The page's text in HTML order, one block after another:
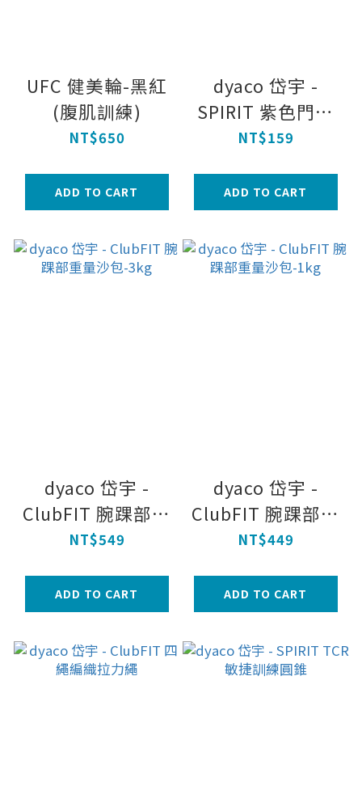
UFC 健美輪-黑紅
(腹肌訓練)
NT$650
ADD TO CART
dyaco 岱宇 -
SPIRIT 紫色門檔
繩
NT$159
ADD TO CART
dyaco 岱宇 -
ClubFIT 腕踝部重
量沙包-3kg
NT$549
ADD TO CART
dyaco 岱宇 -
ClubFIT 腕踝部重
量沙包-1kg
NT$449
ADD TO CART